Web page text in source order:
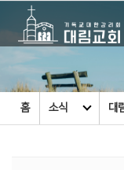
홈 소식 대